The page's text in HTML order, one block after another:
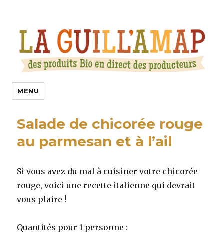
La Guill’Amap
MENU
Salade de chicorée rouge
au parmesan et à l’ail
Si vous avez du mal à cuisiner votre chicorée
rouge, voici une recette italienne qui devrait
vous plaire !
Quantités pour 1 personne :